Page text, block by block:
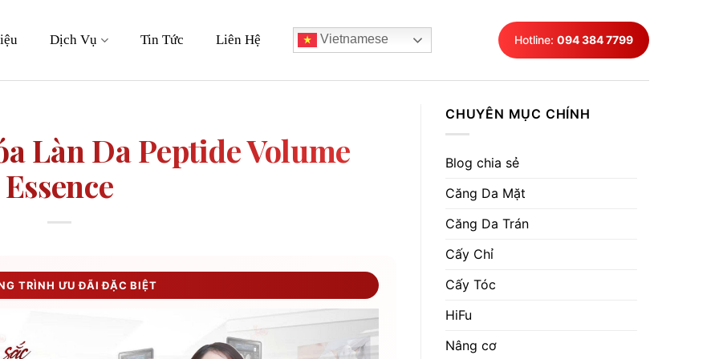
Dịch Vụ Tin Tức Liên Hệ Vietnamese Hotline: 094 384 7799
Làn Da Peptide Volume
Essence
TRÌNH ƯU ĐÃI ĐẶC BIỆT
CHUYÊN MỤC CHÍNH
Blog chia sẻ
Căng Da Mặt
Căng Da Trán
Cấy Chỉ
Cấy Tóc
HiFu
Nâng cơ